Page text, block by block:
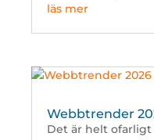
läs mer
Webbtrender
Det är helt